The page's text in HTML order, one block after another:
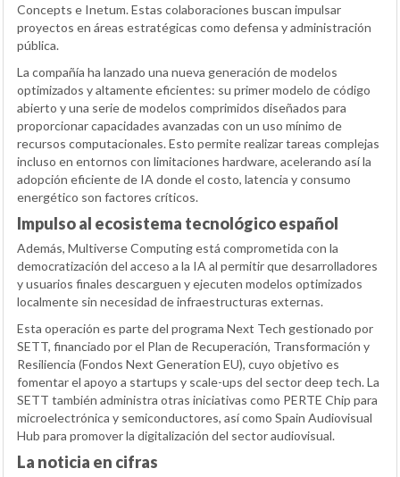
Concepts e Inetum. Estas colaboraciones buscan impulsar
proyectos en áreas estratégicas como defensa y administración
pública.
La compañía ha lanzado una nueva generación de modelos
optimizados y altamente eficientes: su primer modelo de código
abierto y una serie de modelos comprimidos diseñados para
proporcionar capacidades avanzadas con un uso mínimo de
recursos computacionales. Esto permite realizar tareas complejas
incluso en entornos con limitaciones hardware, acelerando así la
adopción eficiente de IA donde el costo, latencia y consumo
energético son factores críticos.
Impulso al ecosistema tecnológico español
Además, Multiverse Computing está comprometida con la
democratización del acceso a la IA al permitir que desarrolladores
y usuarios finales descarguen y ejecuten modelos optimizados
localmente sin necesidad de infraestructuras externas.
Esta operación es parte del programa Next Tech gestionado por
SETT, financiado por el Plan de Recuperación, Transformación y
Resiliencia (Fondos Next Generation EU), cuyo objetivo es
fomentar el apoyo a startups y scale-ups del sector deep tech. La
SETT también administra otras iniciativas como PERTE Chip para
microelectrónica y semiconductores, así como Spain Audiovisual
Hub para promover la digitalización del sector audiovisual.
La noticia en cifras